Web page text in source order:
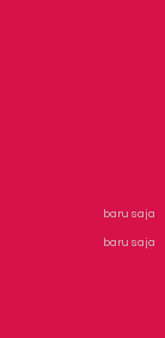
baru saja
baru saja